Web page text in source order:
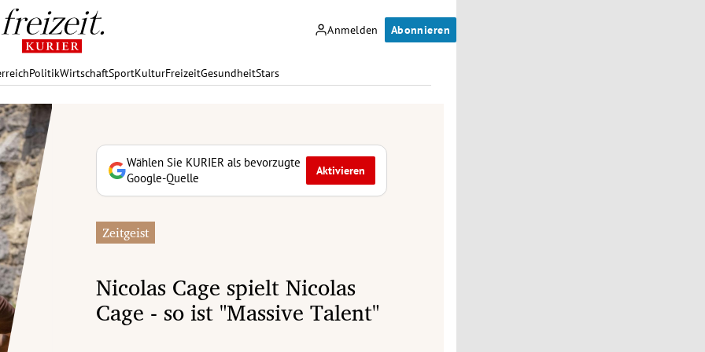
Anmelden Abonnieren
PolitikWirtschaftSportKulturFreizeitGesundheitStars
Wählen Sie KURIER als bevorzugte
Google-Quelle
Aktivieren
Zeitgeist
Nicolas Cage spielt Nicolas
Cage - so ist "Massive Talent"